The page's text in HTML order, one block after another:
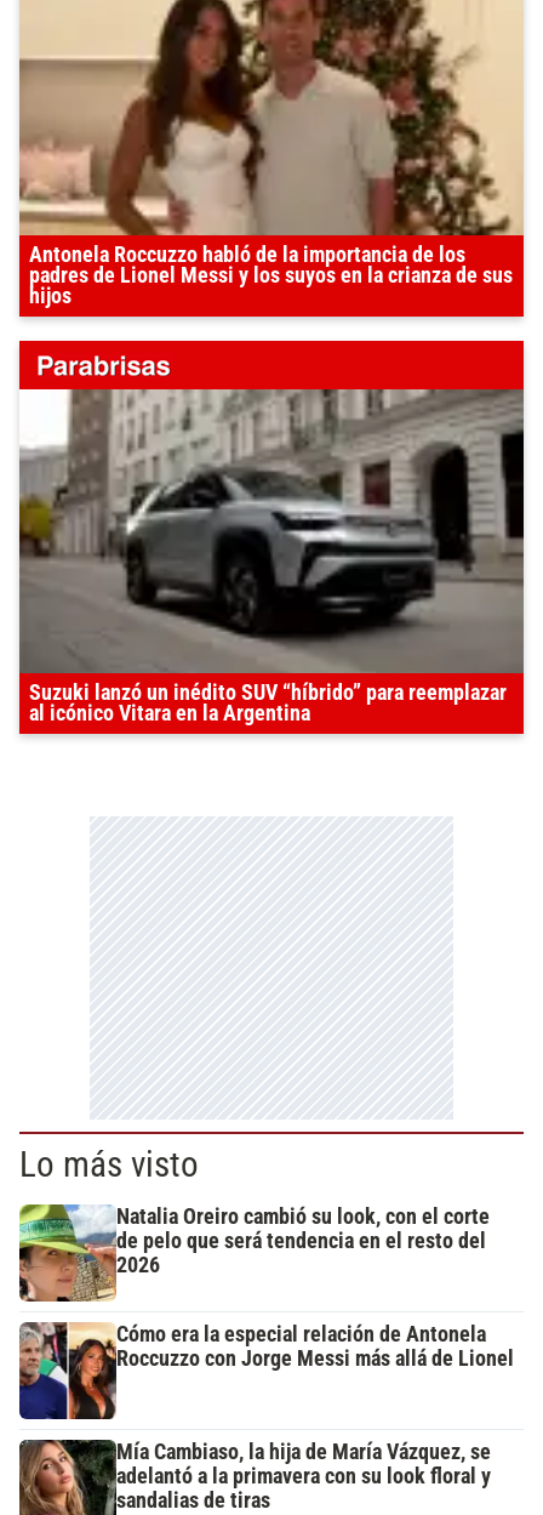
Antonela Roccuzzo habló de la importancia de los
padres de Lionel Messi y los suyos en la crianza de sus
hijos
Suzuki lanzó un inédito SUV “híbrido” para reemplazar
al icónico Vitara en la Argentina
Lo más visto
Natalia Oreiro cambió su look, con el corte
de pelo que será tendencia en el resto del
2026
Cómo era la especial relación de Antonela
Roccuzzo con Jorge Messi más allá de Lionel
Mía Cambiaso, la hija de María Vázquez, se
adelantó a la primavera con su look floral y
sandalias de tiras